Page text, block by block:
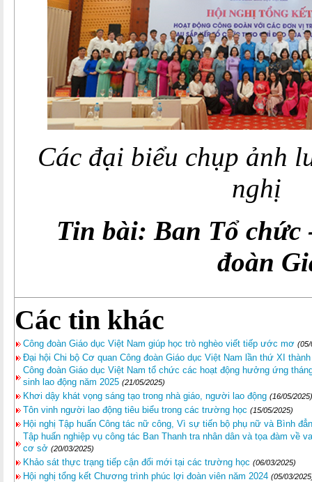
Các đại biểu chụp ảnh
nghị
Tin bài: Ban Tổ chức
đoàn
Các tin khác
Công đoàn Giáo dục Việt Nam giúp học trò nghèo viết tiếp ước mơ (05/
Đại hội Chi bộ Cơ quan Công đoàn Giáo dục Việt Nam lần thứ XI
Công đoàn Giáo dục Việt Nam tổ chức các hoạt động hưởng ứng
sinh lao động năm 2025 (21/05/2025)
Khơi dậy khát vọng sáng tạo trong nhà giáo, người lao động (16/05/2025)
Tôn vinh người lao động tiêu biểu trong các trường học (15/05/2025)
Hội nghị Tập huấn Công tác nữ công, Vì sự tiến bộ phụ nữ và Bình
Tập huấn nghiệp vụ công tác Ban Thanh tra nhân dân và tọa đàm về
cơ sở (20/03/2025)
Khảo sát thực trạng tiếp cận đổi mới tại các trường học (06/03/2025)
Hội nghị tổng kết Chương trình phúc lợi đoàn viên năm 2024 (05/03/